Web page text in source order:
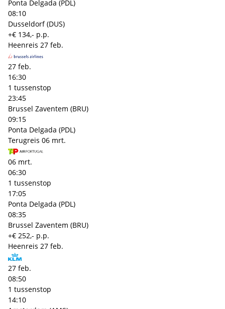
Ponta Delgada (PDL)
08:10
Dusseldorf (DUS)
+€ 134,- p.p.
Heenreis 27 feb.
27 feb.
16:30
1 tussenstop
23:45
Brussel Zaventem (BRU)
09:15
Ponta Delgada (PDL)
Terugreis 06 mrt.
06 mrt.
06:30
1 tussenstop
17:05
Ponta Delgada (PDL)
08:35
Brussel Zaventem (BRU)
+€ 252,- p.p.
Heenreis 27 feb.
27 feb.
08:50
1 tussenstop
14:10